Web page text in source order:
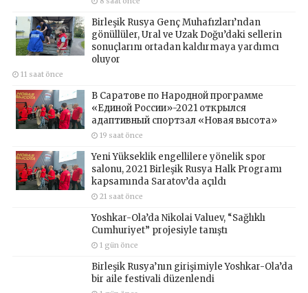
Birleşik Rusya Genç Muhafızları’ndan
gönüllüler, Ural ve Uzak Doğu’daki sellerin
sonuçlarını ortadan kaldırmaya yardımcı
oluyor
11 saat önce
В Саратове по Народной программе
«Единой России»-2021 открылся
адаптивный спортзал «Новая высота»
19 saat önce
Yeni Yükseklik engellilere yönelik spor
salonu, 2021 Birleşik Rusya Halk Programı
kapsamında Saratov’da açıldı
21 saat önce
Yoshkar-Ola’da Nikolai Valuev, “Sağlıklı
Cumhuriyet” projesiyle tanıştı
1 gün önce
Birleşik Rusya’nın girişimiyle Yoshkar-Ola’da
bir aile festivali düzenlendi